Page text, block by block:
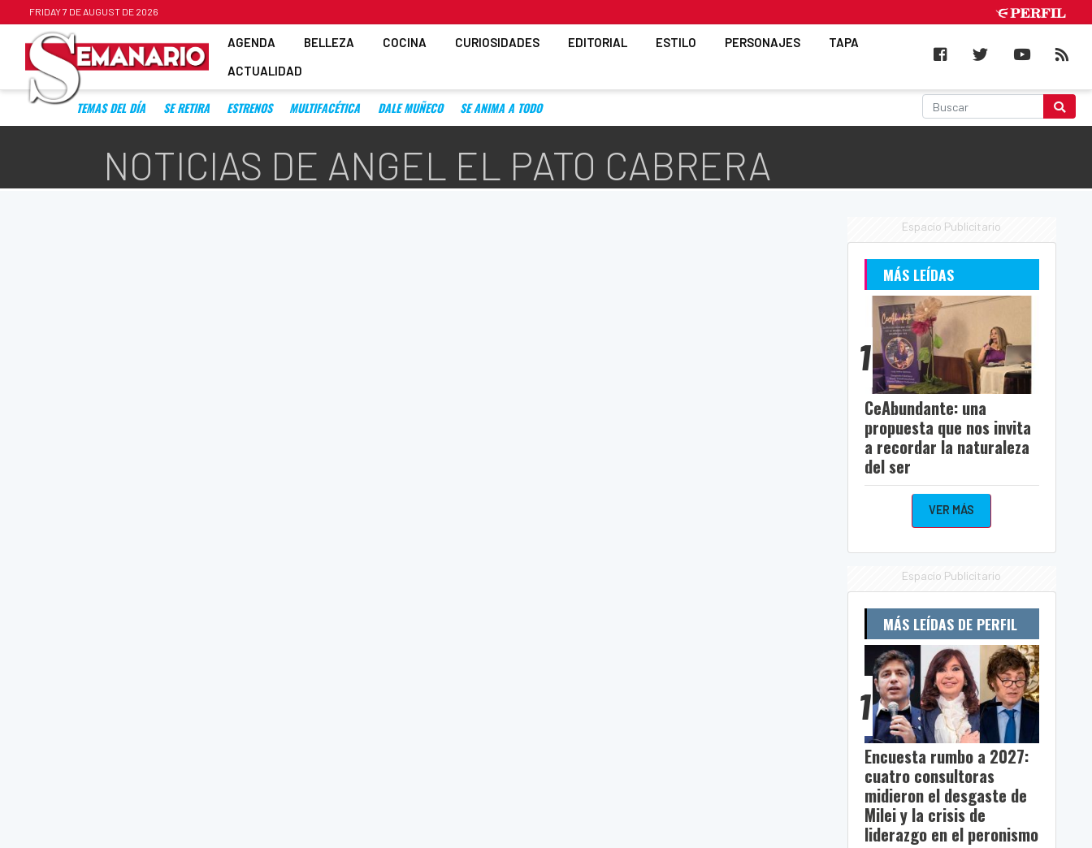
FRIDAY 7 DE AUGUST DE 2026
AGENDA BELLEZA COCINA CURIOSIDADES EDITORIAL ESTILO PERSONAJES
TAPA
ACTUALIDAD
TEMAS DEL DÍA SE RETIRA ESTRENOS MULTIFACÉTICA DALE MUÑECO SE ANIMA A TODO
NOTICIAS DE ANGEL EL PATO CABRERA
Espacio Publicitario
MÁS LEÍDAS
1
CeAbundante: una
propuesta que nos invita
a recordar la naturaleza
del ser
VER MÁS
Espacio Publicitario
MÁS LEÍDAS DE PERFIL
1
Encuesta rumbo a 2027:
cuatro consultoras
midieron el desgaste de
Milei y la crisis de
liderazgo en el peronismo